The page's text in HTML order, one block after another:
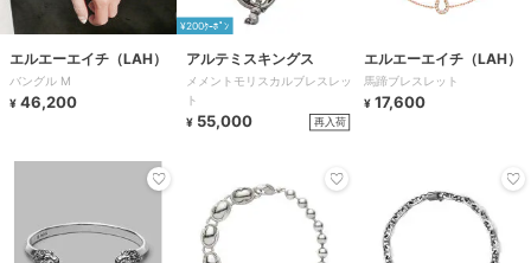
エルエーエイチ（LAH）
バングル M
¥ 46,200
¥200ｸｰﾎﾟﾝ
アルテミスキングス
メメントモリスカルブレスレッ
ト
¥ 55,000 再入荷
エルエーエイチ（LAH）
馬蹄ブレスレット
¥ 17,600